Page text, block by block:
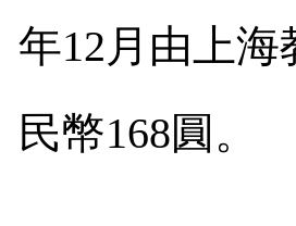
年12月由上
民幣168圓。